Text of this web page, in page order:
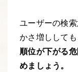
ユーザーの検
かさ増ししても
順位が下がる
めましょう。